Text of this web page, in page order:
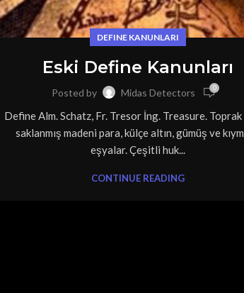
DEFINE KANUNLARI
Eski Define Kanunları
Posted by Midas Detectors 0
Define Alm. Schatz, Fr. Tresor İng. Treasure. Toprak
saklanmış madeni para, külçe altın, gümüş ve
eşyalar. Çeşitli huk...
CONTINUE READING